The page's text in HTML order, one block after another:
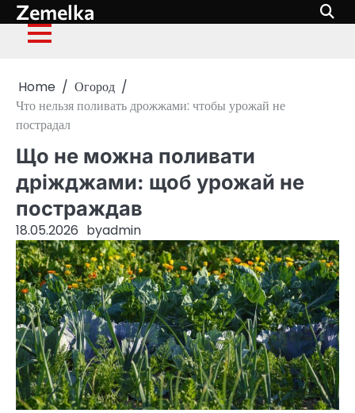
Skip
to
content
Zemelka
Home
Огород
Что нельзя поливать дрожжами: чтобы урожай не
пострадал
Що не можна поливати
дріжджами: щоб урожай не
постраждав
18.05.2026 byadmin